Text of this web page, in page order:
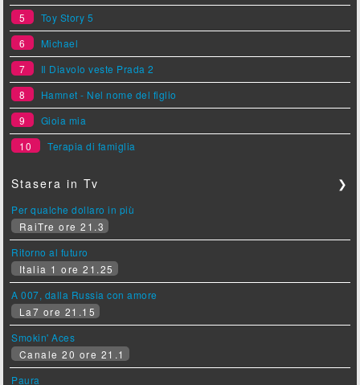
5
Toy Story 5
6
Michael
7
Il Diavolo veste Prada 2
8
Hamnet - Nel nome del figlio
9
Gioia mia
10
Terapia di famiglia
Stasera in Tv ❯
Per qualche dollaro in più
RaiTre ore 21.3
Ritorno al futuro
Italia 1 ore 21.25
A 007, dalla Russia con amore
La7 ore 21.15
Smokin' Aces
Canale 20 ore 21.1
Paura